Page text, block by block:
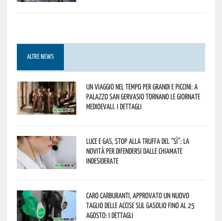
ALTRE NEWS
Un viaggio nel tempo per grandi e piccini: a
Palazzo San Gervasio tornano le Giornate
Medioevali. I dettagli
Luce e gas, stop alla truffa del “Sì”: la
novità per difendersi dalle chiamate
indesiderate
Caro carburanti, approvato un nuovo
taglio delle accise sul gasolio fino al 25
agosto: i dettagli